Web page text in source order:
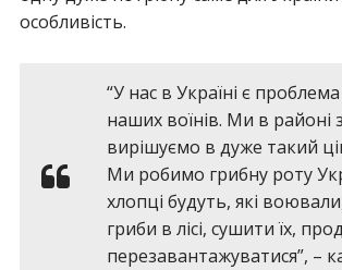
особливість.
“У нас в Україні є проблема
наших воїнів. Ми в районі
вирішуємо в дуже такий
Ми робимо грибну роту
хлопці будуть, які
гриби в лісі, сушити їх,
перезавантажуватися”, –